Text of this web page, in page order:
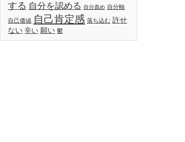
する 自分を認める 自分責め 自分軸
自己価値 自己肯定感 落ち込む 許せ
ない 辛い 願い 鬱